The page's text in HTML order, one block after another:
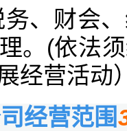
、财会
。(依法
经营活动
经营范围